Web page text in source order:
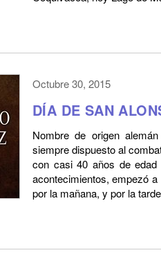
Octubre 30, 2015
DÍA DE SAN
Nombre de origen
siempre dispuesto al
con casi 40 años de
acontecimientos, empezó
por la mañana, y por la